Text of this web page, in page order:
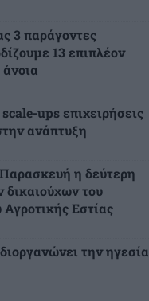
3 παράγοντες
13 επιπλέον
ups επιχειρήσεις
ανάπτυξη
η δεύτερη
του
Εστίας
την ηγεσία